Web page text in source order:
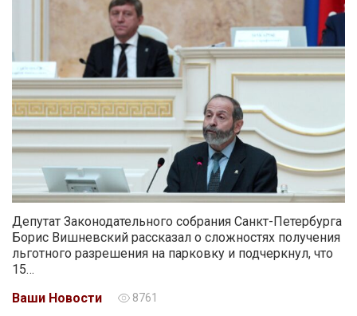
Депутат Законодательного собрания Санкт-Петербурга
Борис Вишневский рассказал о сложностях получения
льготного разрешения на парковку и подчеркнул, что
15…
Ваши Новости
8761